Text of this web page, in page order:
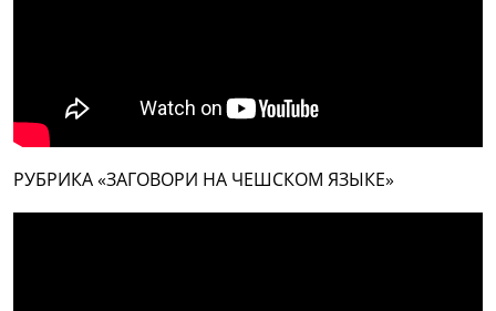
РУБРИКА «ЗАГОВОРИ НА ЧЕШСКОМ ЯЗЫКЕ»